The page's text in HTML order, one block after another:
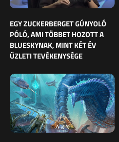
EGY ZUCKERBERGET GÚNYOLÓ
PÓLÓ, AMI TÖBBET HOZOTT A
BLUESKYNAK, MINT KÉT ÉV
ÜZLETI TEVÉKENYSÉGE